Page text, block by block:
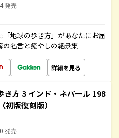
発売
地球の歩き方」があなたにお届
の名言と癒やしの絶景集
詳細を見る
き方 3 インド・ネパール 198
初版復刻版）
発売